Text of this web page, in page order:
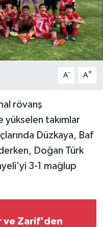
A- A+
rövanş
yükselen takımlar
Düzkaya, Baf
Doğan Türk
3-1 mağlup
ve Zarif'den